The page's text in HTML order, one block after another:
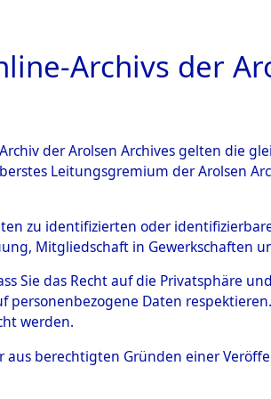
ARCHIVALE ÜBERSICHT
Orten Cham -
0129 (84603548)
Archivs der
der Arolsen Archives gelten die
Leitungsgremium der Arolsen
zu identifizierten oder
Mitgliedschaft in Gewerkschaften
Sie das Recht auf die Privatsphäre
Daten
werden.
aus berechtigten Gründen einer